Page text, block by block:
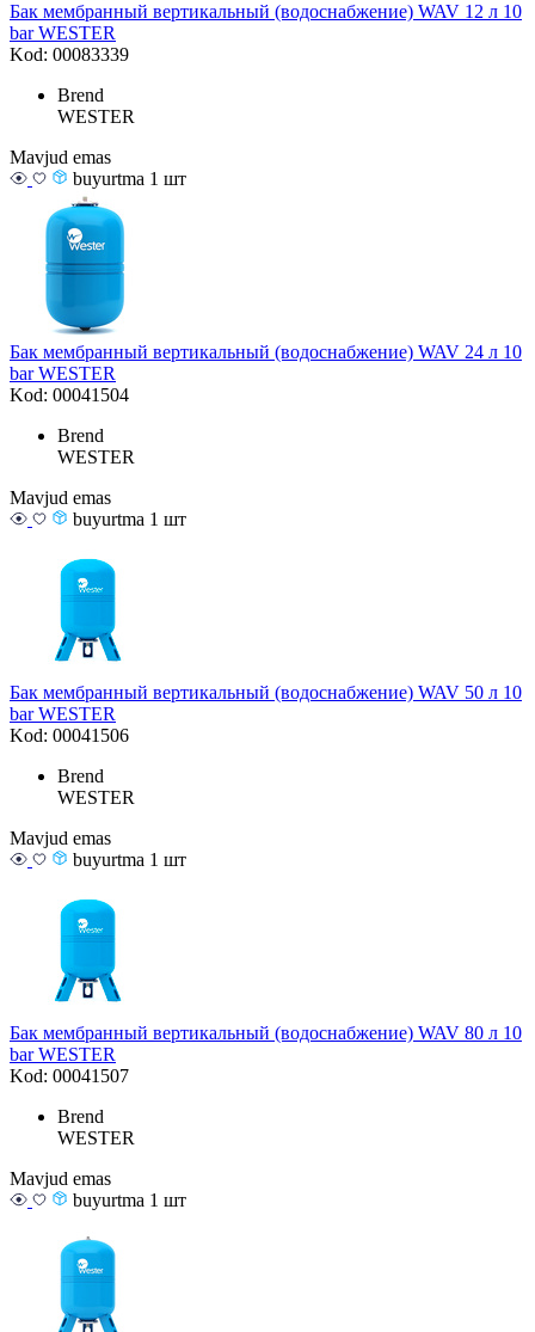
Бак мембранный вертикальный (водоснабжение) WAV 12 л 10
bar WESTER
Kod: 00083339
Brend
WESTER
Mavjud emas
buyurtma 1 шт
Бак мембранный вертикальный (водоснабжение) WAV 24 л 10
bar WESTER
Kod: 00041504
Brend
WESTER
Mavjud emas
buyurtma 1 шт
Бак мембранный вертикальный (водоснабжение) WAV 50 л 10
bar WESTER
Kod: 00041506
Brend
WESTER
Mavjud emas
buyurtma 1 шт
Бак мембранный вертикальный (водоснабжение) WAV 80 л 10
bar WESTER
Kod: 00041507
Brend
WESTER
Mavjud emas
buyurtma 1 шт